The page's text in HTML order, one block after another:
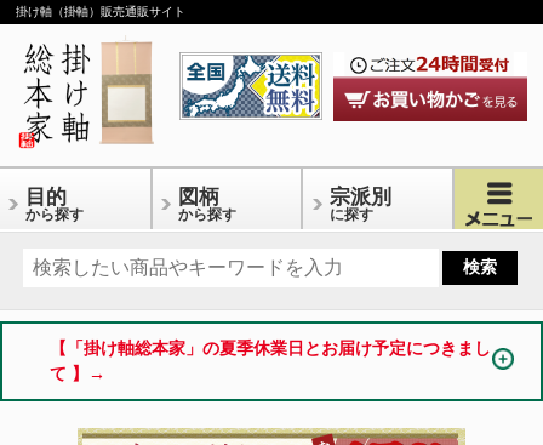
掛け軸（掛軸）販売通販サイト
目的
から探す
図柄
から探す
宗派別
に探す
【「掛け軸総本家」の夏季休業日とお届け予定につきまし
て 】→